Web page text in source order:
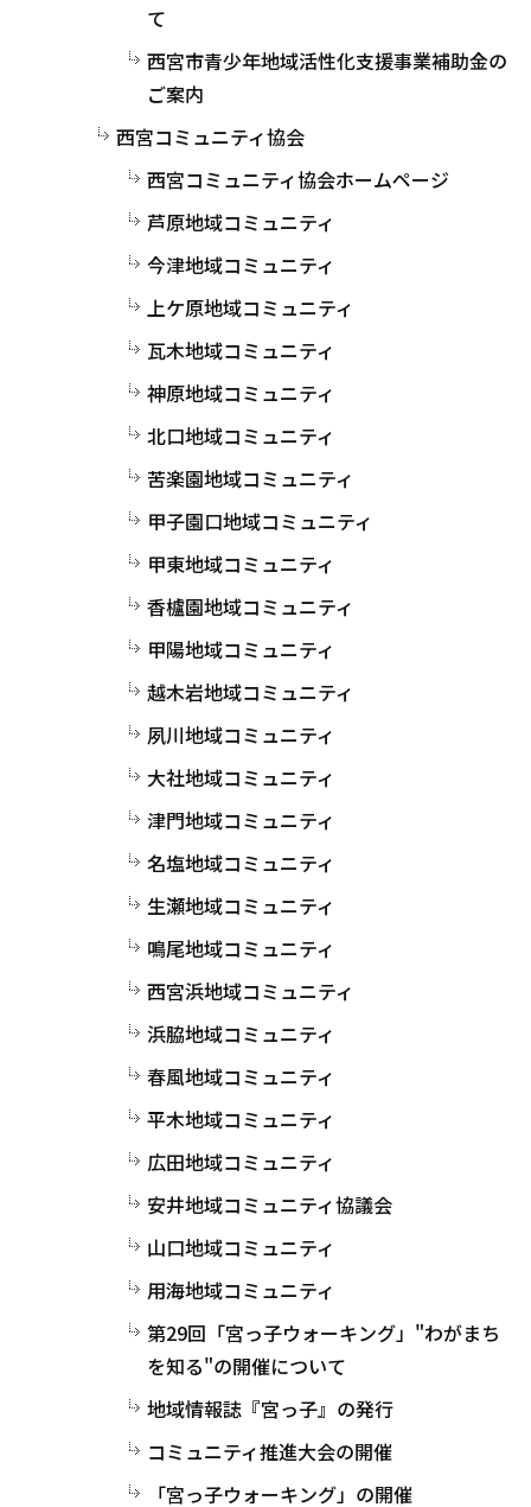
て
西宮市青少年地域活性化支援事業補助金の
ご案内
西宮コミュニティ協会
西宮コミュニティ協会ホームページ
芦原地域コミュニティ
今津地域コミュニティ
上ケ原地域コミュニティ
瓦木地域コミュニティ
神原地域コミュニティ
北口地域コミュニティ
苦楽園地域コミュニティ
甲子園口地域コミュニティ
甲東地域コミュニティ
香櫨園地域コミュニティ
甲陽地域コミュニティ
越木岩地域コミュニティ
夙川地域コミュニティ
大社地域コミュニティ
津門地域コミュニティ
名塩地域コミュニティ
生瀬地域コミュニティ
鳴尾地域コミュニティ
西宮浜地域コミュニティ
浜脇地域コミュニティ
春風地域コミュニティ
平木地域コミュニティ
広田地域コミュニティ
安井地域コミュニティ協議会
山口地域コミュニティ
用海地域コミュニティ
第29回「宮っ子ウォーキング」"わがまち
を知る"の開催について
地域情報誌『宮っ子』の発行
コミュニティ推進大会の開催
「宮っ子ウォーキング」の開催